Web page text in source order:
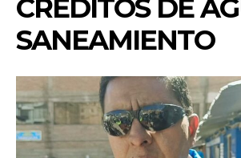
CRÉDITOS DE
SANEAMIENTO